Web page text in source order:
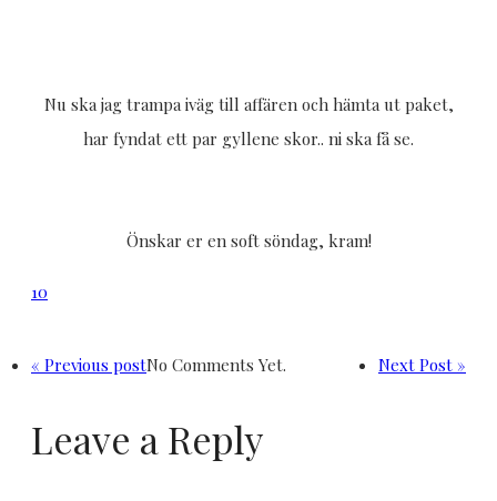
Nu ska jag trampa iväg till affären och hämta ut paket,
har fyndat ett par gyllene skor.. ni ska få se.
Önskar er en soft söndag, kram!
10
« Previous post Next Post »
No Comments Yet.
Leave a Reply